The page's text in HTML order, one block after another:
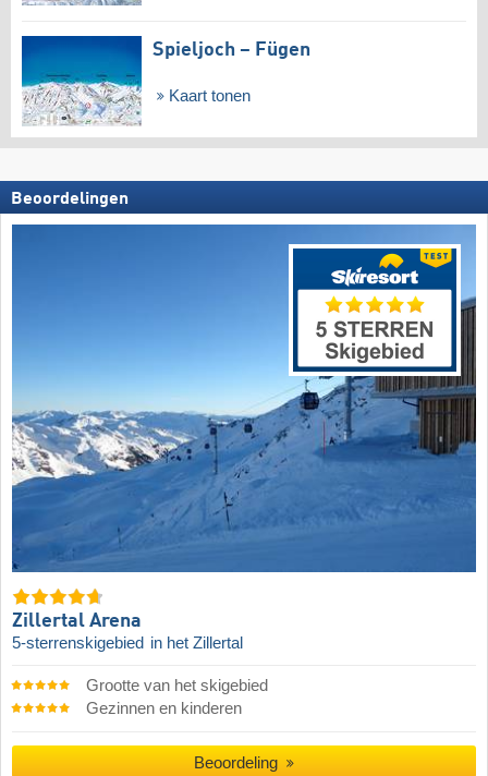
Spieljoch – Fügen
Kaart tonen
Beoordelingen
Zillertal Arena
5-sterrenskigebied in het Zillertal
Grootte van het skigebied
Gezinnen en kinderen
Beoordeling